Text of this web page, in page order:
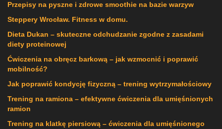
Przepisy na pyszne i zdrowe smoothie na bazie warzyw
Steppery Wrocław. Fitness w domu.
Dieta Dukan – skuteczne odchudzanie zgodne z zasadami
diety proteinowej
Ćwiczenia na obręcz barkową – jak wzmocnić i poprawić
mobilność?
Jak poprawić kondycję fizyczną – trening wytrzymałościowy
Trening na ramiona – efektywne ćwiczenia dla umięśnionych
ramion
Trening na klatkę piersiową – ćwiczenia dla umięśnionego